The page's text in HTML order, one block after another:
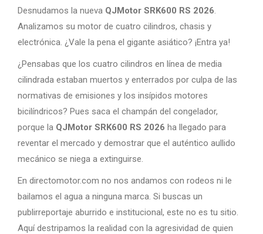
Desnudamos la nueva QJMotor SRK600 RS 2026.
Analizamos su motor de cuatro cilindros, chasis y
electrónica. ¿Vale la pena el gigante asiático? ¡Entra ya!
¿Pensabas que los cuatro cilindros en línea de media
cilindrada estaban muertos y enterrados por culpa de las
normativas de emisiones y los insípidos motores
bicilíndricos? Pues saca el champán del congelador,
porque la QJMotor SRK600 RS 2026 ha llegado para
reventar el mercado y demostrar que el auténtico aullido
mecánico se niega a extinguirse.
En directomotor.com no nos andamos con rodeos ni le
bailamos el agua a ninguna marca. Si buscas un
publirreportaje aburrido e institucional, este no es tu sitio.
Aquí destripamos la realidad con la agresividad de quien